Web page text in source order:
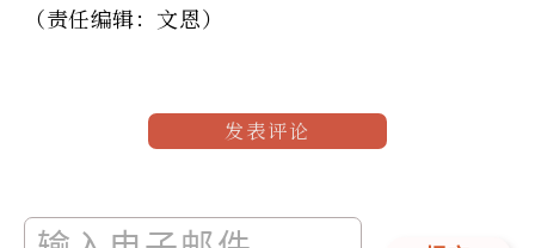
（责任编辑：文恩）
发表评论